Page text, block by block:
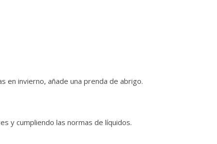
en invierno, añade una prenda de abrigo.
y cumpliendo las normas de líquidos.